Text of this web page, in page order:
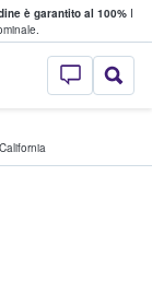
è garantito al 100%I
- Dove
California